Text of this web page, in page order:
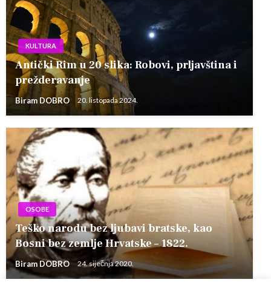
KULTURA
Antički Rim u 20 slika: Robovi, prljavština i
prežderavanje
Biram DOBRO 20. listopada 2024.
OSOBE
Teško narodu bez ljubavi bratske, kao
Bosni bez zemlje Hrvatske – 1822.
Biram DOBRO 24. siječnja 2020.